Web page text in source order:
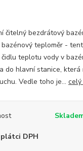
čitelný bezdrátový
teploměr -
teplotu vody v
do hlavní stanice,
Vedle toho je... celý
DPH